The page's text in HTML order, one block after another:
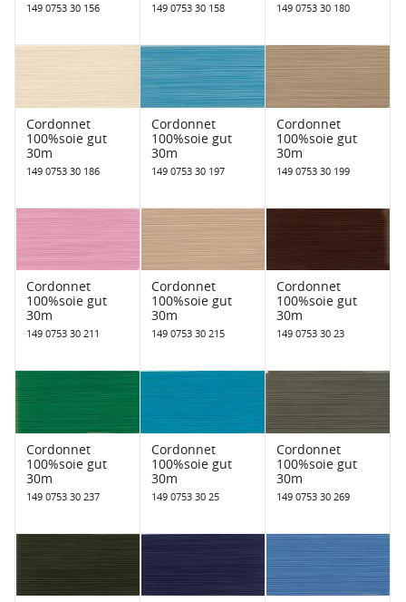
149 0753 30 156 149 0753 30 158 149 0753 30 180
Cordonnet
100%soie gut
30m
149 0753 30 186
Cordonnet
100%soie gut
30m
149 0753 30 197
Cordonnet
100%soie gut
30m
149 0753 30 199
Cordonnet
100%soie gut
30m
149 0753 30 211
Cordonnet
100%soie gut
30m
149 0753 30 215
Cordonnet
100%soie gut
30m
149 0753 30 23
Cordonnet
100%soie gut
30m
149 0753 30 237
Cordonnet
100%soie gut
30m
149 0753 30 25
Cordonnet
100%soie gut
30m
149 0753 30 269